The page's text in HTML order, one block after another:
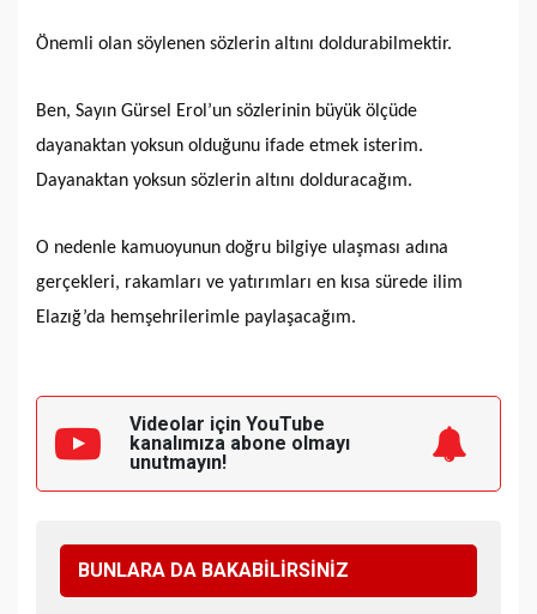
Önemli olan söylenen sözlerin altını doldurabilmektir.
Ben, Sayın Gürsel Erol’un sözlerinin büyük ölçüde
dayanaktan yoksun olduğunu ifade etmek isterim.
Dayanaktan yoksun sözlerin altını dolduracağım.
O nedenle kamuoyunun doğru bilgiye ulaşması adına
gerçekleri, rakamları ve yatırımları en kısa sürede ilim
Elazığ’da hemşehrilerimle paylaşacağım.
Videolar için YouTube
kanalımıza abone olmayı
unutmayın!
BUNLARA DA BAKABİLİRSİNİZ